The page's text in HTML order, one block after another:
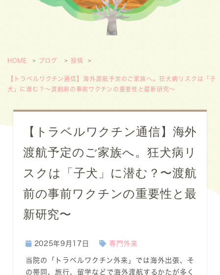
HOME ブログ 投稿
【トラベルワクチン通信】海外渡航予定のご家族へ。狂犬病リスクは「子
犬」に潜む？〜渡航前の事前ワクチンの重要性と最新研究〜
【トラベルワクチン通信】海外
渡航予定のご家族へ。狂犬病リ
スクは「子犬」に潜む？〜渡航
前の事前ワクチンの重要性と最
新研究〜
2025年9月17日 専門外来
当院の「トラベルワクチン外来」では海外出張、そ
の帯同、旅行、留学などで海外渡航するかたが多く